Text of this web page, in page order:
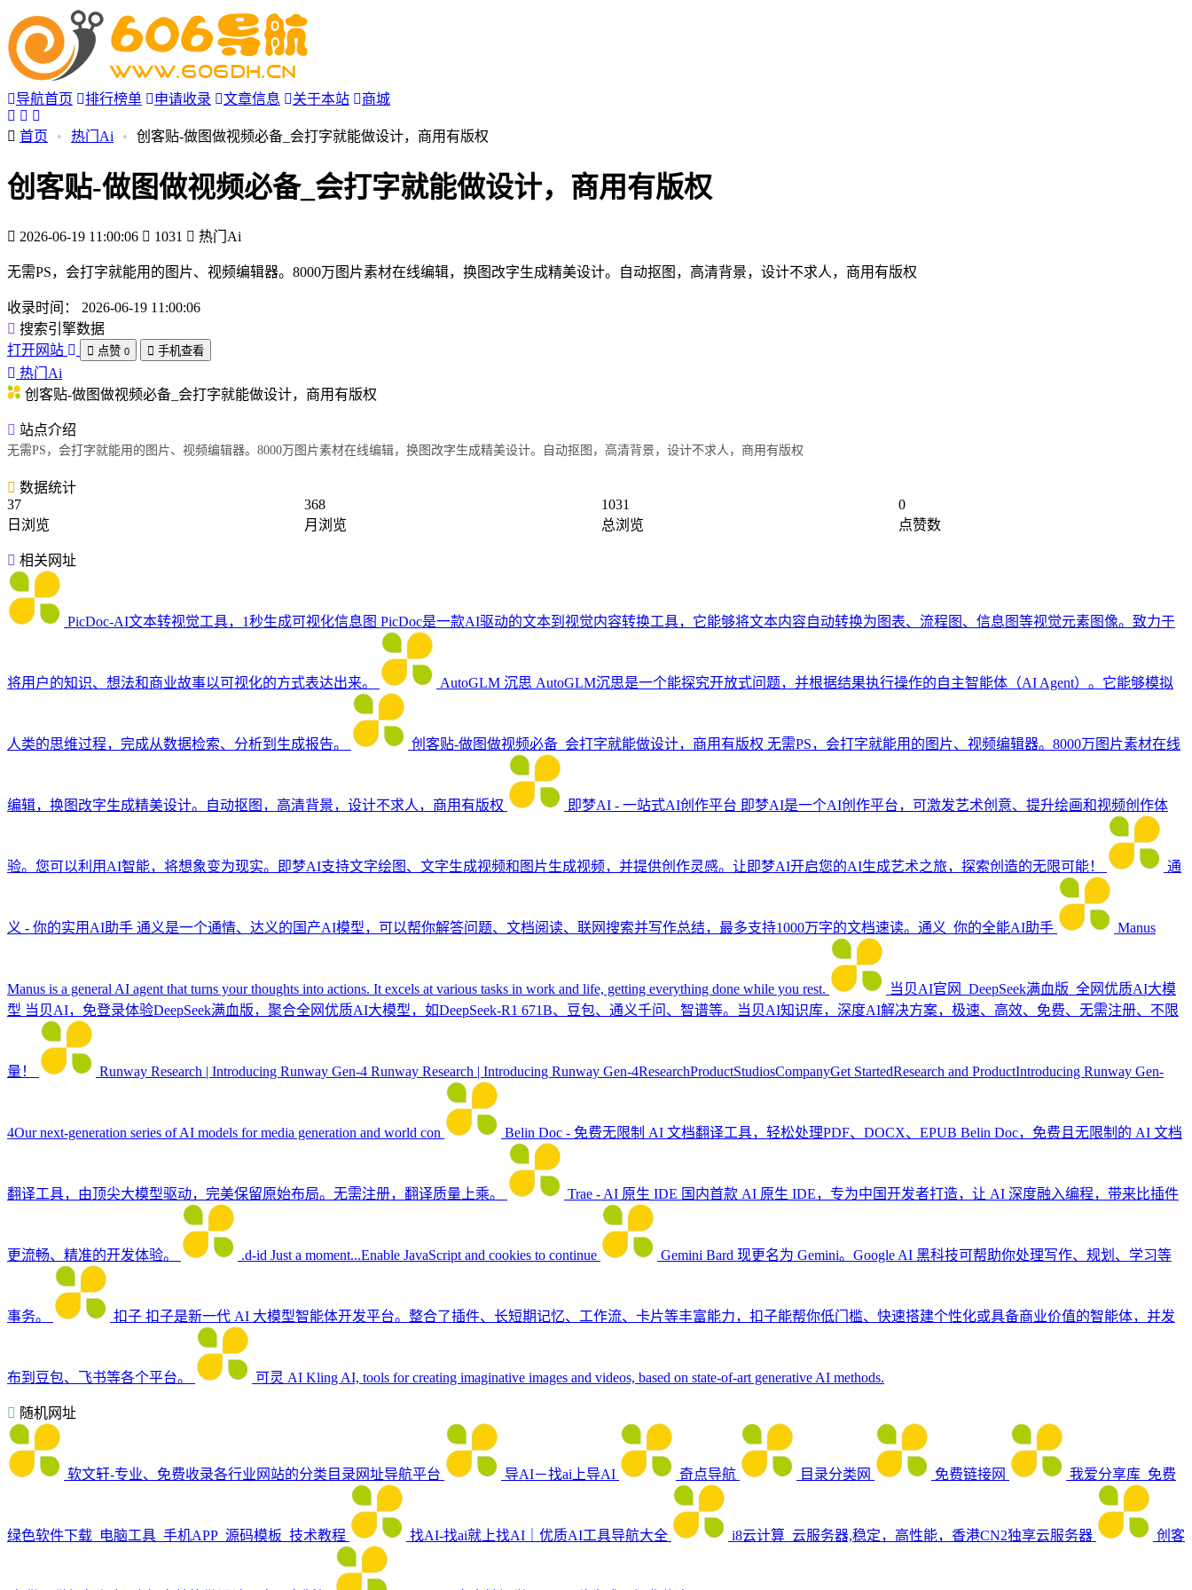
导航首页 排行榜单 申请收录 文章信息 关于本站 商城
首页 • 热门Ai • 创客贴-做图做视频必备_会打字就能做设计，商用有版权
创客贴-做图做视频必备_会打字就能做设计，商用有版权
2026-06-19 11:00:06 1031 热门Ai
无需PS，会打字就能用的图片、视频编辑器。8000万图片素材在线编辑，换图改字生成精美设计。自动抠图，高清背景，设计不求人，商用有版权
收录时间：
2026-06-19 11:00:06
搜索引擎数据
打开网站
点赞 0 手机查看
热门Ai
创客贴-做图做视频必备_会打字就能做设计，商用有版权
站点介绍
无需PS，会打字就能用的图片、视频编辑器。8000万图片素材在线编辑，换图改字生成精美设计。自动抠图，高清背景，设计不求人，商用有版权
数据统计
37
日浏览
368
月浏览
1031
总浏览
0
点赞数
相关网址
PicDoc-AI文本转视觉工具，1秒生成可视化信息图 PicDoc是一款AI驱动的文本到视觉内容转换工具，它能够将文本内容自动转换为图表、流程图、信息图等视觉元素图像。致力于
将用户的知识、想法和商业故事以可视化的方式表达出来。 AutoGLM 沉思 AutoGLM沉思是一个能探究开放式问题，并根据结果执行操作的自主智能体（AI Agent）。它能够模拟
人类的思维过程，完成从数据检索、分析到生成报告。 创客贴-做图做视频必备_会打字就能做设计，商用有版权 无需PS，会打字就能用的图片、视频编辑器。8000万图片素材在线
编辑，换图改字生成精美设计。自动抠图，高清背景，设计不求人，商用有版权 即梦AI - 一站式AI创作平台 即梦AI是一个AI创作平台，可激发艺术创意、提升绘画和视频创作体
验。您可以利用AI智能，将想象变为现实。即梦AI支持文字绘图、文字生成视频和图片生成视频，并提供创作灵感。让即梦AI开启您的AI生成艺术之旅，探索创造的无限可能！ 通
义 - 你的实用AI助手 通义是一个通情、达义的国产AI模型，可以帮你解答问题、文档阅读、联网搜索并写作总结，最多支持1000万字的文档速读。通义_你的全能AI助手 Manus
Manus is a general AI agent that turns your thoughts into actions. It excels at various tasks in work and life, getting everything done while you rest.
当贝AI官网_DeepSeek满血版_全网优质AI大模
型 当贝AI，免登录体验DeepSeek满血版，聚合全网优质AI大模型，如DeepSeek-R1 671B、豆包、通义千问、智谱等。当贝AI知识库，深度AI解决方案，极速、高效、免费、无需注册、不限
量！ Runway Research | Introducing Runway Gen-4 Runway Research | Introducing Runway Gen-4ResearchProductStudiosCompanyGet StartedResearch and ProductIntroducing Runway Gen-
4Our next-generation series of AI models for media generation and world con Belin Doc - 免费无限制 AI 文档翻译工具，轻松处理PDF、DOCX、EPUB Belin Doc，免费且无限制的 AI 文档
翻译工具，由顶尖大模型驱动，完美保留原始布局。无需注册，翻译质量上乘。 Trae - AI 原生 IDE 国内首款 AI 原生 IDE，专为中国开发者打造，让 AI 深度融入编程，带来比插件
更流畅、精准的开发体验。 .d-id Just a moment...Enable JavaScript and cookies to continue ‎Gemini Bard 现更名为 Gemini。Google AI 黑科技可帮助你处理写作、规划、学习等
事务。 扣子 扣子是新一代 AI 大模型智能体开发平台。整合了插件、长短期记忆、工作流、卡片等丰富能力，扣子能帮你低门槛、快速搭建个性化或具备商业价值的智能体，并发
布到豆包、飞书等各个平台。 可灵 AI Kling AI, tools for creating imaginative images and videos, based on state-of-art generative AI methods.
随机网址
软文轩-专业、免费收录各行业网站的分类目录网址导航平台 导AI－找ai上导AI 奇点导航 目录分类网 免费链接网 我爱分享库_免费
绿色软件下载_电脑工具_手机APP_源码模板_技术教程 找AI-找ai就上找AI｜优质AI工具导航大全 i8云计算_云服务器,稳定，高性能，香港CN2独享云服务器 创客